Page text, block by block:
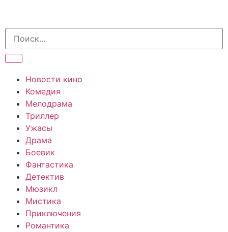
Новости кино
Комедия
Мелодрама
Триллер
Ужасы
Драма
Боевик
Фантастика
Детектив
Мюзикл
Мистика
Приключения
Романтика